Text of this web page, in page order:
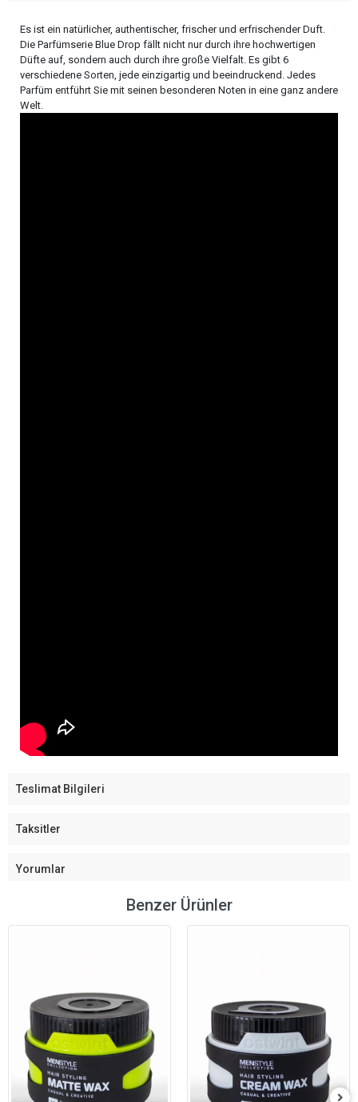
Es ist ein natürlicher, authentischer, frischer und erfrischender Duft.
Die Parfümserie Blue Drop fällt nicht nur durch ihre hochwertigen
Düfte auf, sondern auch durch ihre große Vielfalt. Es gibt 6
verschiedene Sorten, jede einzigartig und beeindruckend. Jedes
Parfüm entführt Sie mit seinen besonderen Noten in eine ganz andere
Welt.
Teslimat Bilgileri
Taksitler
Yorumlar
Benzer Ürünler